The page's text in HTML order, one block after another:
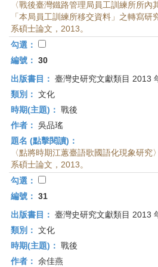
〈戰後臺灣鐵路管理局員工訓練所所內
「本局員工訓練所移交資料」之轉寫
系碩士論文，2013。
勾選：
編號： 30
出版書目： 臺灣史研究文獻類目 2013
類別： 文化
時期(主題)： 戰後
作者： 吳品瑤
題名 (點擊閱讀)：
〈點將時期江蕙臺語歌國語化現象研
系碩士論文，2013。
勾選：
編號： 31
出版書目： 臺灣史研究文獻類目 2013
類別： 文化
時期(主題)： 戰後
作者： 余佳燕